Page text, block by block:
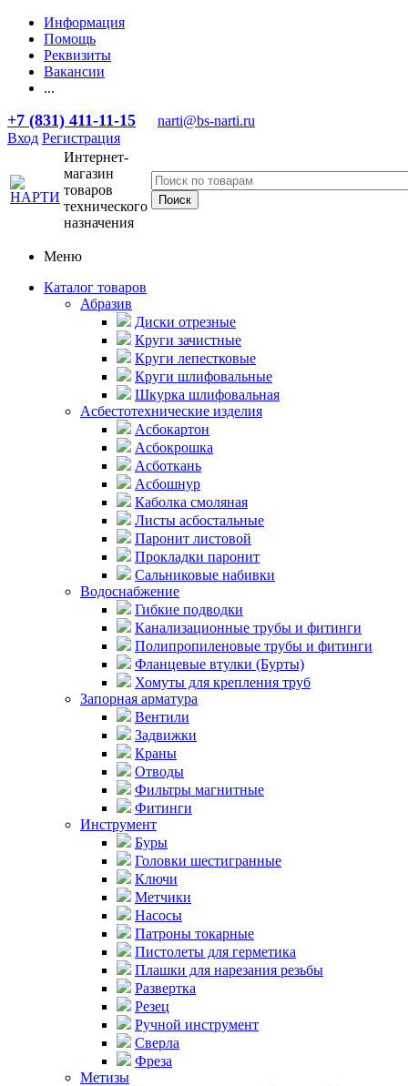
Информация
Помощь
Реквизиты
Вакансии
...
+7 (831) 411-11-15
narti@bs-narti.ru
Вход Регистрация
Интернет-
магазин
товаров
технического
назначения
Меню
Каталог товаров
Абразив
Диски отрезные
Круги зачистные
Круги лепестковые
Круги шлифовальные
Шкурка шлифовальная
Асбестотехнические изделия
Асбокартон
Асбокрошка
Асботкань
Асбошнур
Каболка смоляная
Листы асбостальные
Паронит листовой
Прокладки паронит
Сальниковые набивки
Водоснабжение
Гибкие подводки
Канализационные трубы и фитинги
Полипропиленовые трубы и фитинги
Фланцевые втулки (Бурты)
Хомуты для крепления труб
Запорная арматура
Вентили
Задвижки
Краны
Отводы
Фильтры магнитные
Фитинги
Инструмент
Буры
Головки шестигранные
Ключи
Метчики
Насосы
Патроны токарные
Пистолеты для герметика
Плашки для нарезания резьбы
Развертка
Резец
Ручной инструмент
Сверла
Фреза
Метизы